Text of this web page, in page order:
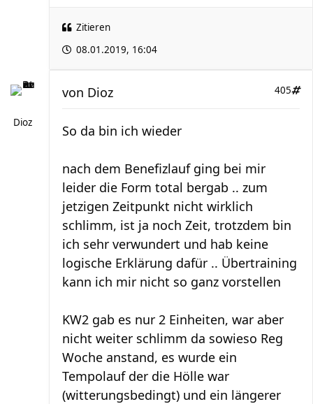
Zitieren
08.01.2019, 16:04
Dioz
405
von Dioz
So da bin ich wieder
nach dem Benefizlauf ging bei mir
leider die Form total bergab .. zum
jetzigen Zeitpunkt nicht wirklich
schlimm, ist ja noch Zeit, trotzdem bin
ich sehr verwundert und hab keine
logische Erklärung dafür .. Übertraining
kann ich mir nicht so ganz vorstellen
KW2 gab es nur 2 Einheiten, war aber
nicht weiter schlimm da sowieso Reg
Woche anstand, es wurde ein
Tempolauf der die Hölle war
(witterungsbedingt) und ein längerer